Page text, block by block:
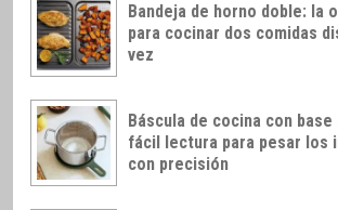
Bandeja de horno doble: la
para cocinar dos comidas
vez
Báscula de cocina con base
fácil lectura para pesar los
con precisión